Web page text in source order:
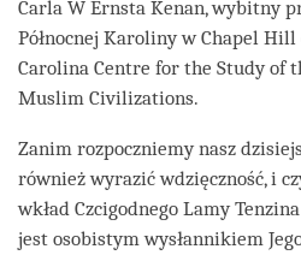
Carla W Ernsta Kenan, wybitny
Północnej Karoliny w Chapel
Carolina Centre for the Study of
Muslim Civilizations.
Zanim rozpoczniemy nasz
również wyrazić wdzięczność, i
wkład Czcigodnego Lamy
jest osobistym wysłannikiem